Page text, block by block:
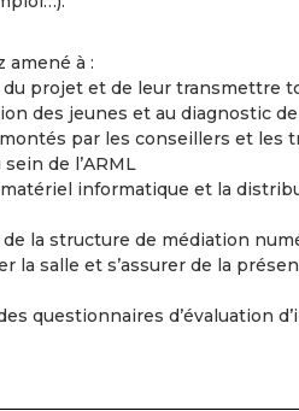
amené à :
projet et de leur transmettre
des jeunes et au diagnostic
par les conseillers et les
de l’ARML
informatique et la
la structure de médiation
la salle et s’assurer de la
questionnaires d’évaluation